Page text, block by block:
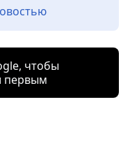
чтобы
первым